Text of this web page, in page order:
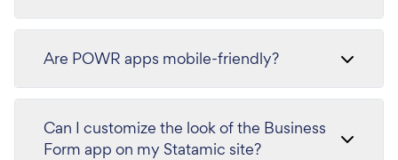
Are POWR apps mobile-friendly?
Can I customize the look of the Business
Form app on my Statamic site?